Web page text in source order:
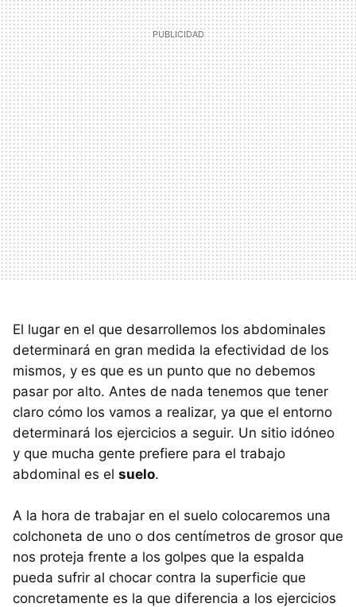
El lugar en el que desarrollemos los abdominales
determinará en gran medida la efectividad de los
mismos, y es que es un punto que no debemos
pasar por alto. Antes de nada tenemos que tener
claro cómo los vamos a realizar, ya que el entorno
determinará los ejercicios a seguir. Un sitio idóneo
y que mucha gente prefiere para el trabajo
abdominal es el suelo.
A la hora de trabajar en el suelo colocaremos una
colchoneta de uno o dos centímetros de grosor que
nos proteja frente a los golpes que la espalda
pueda sufrir al chocar contra la superficie que
concretamente es la que diferencia a los ejercicios